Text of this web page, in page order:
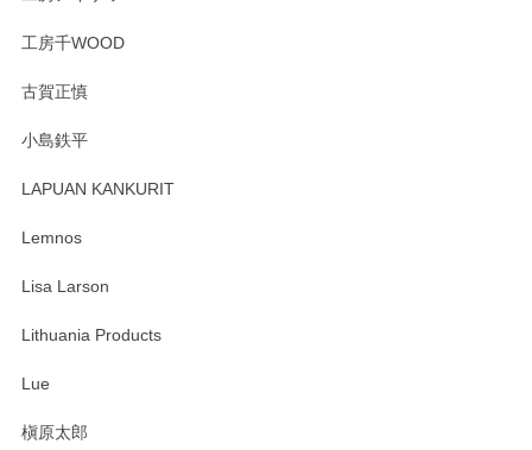
す。 素敵な湯呑みでとても気に入りました。 発送も早く、
たm(_)m
います。無事に届いたようで安心いたしまし
工房千WOOD
古賀正慎
小島鉄平
LAPUAN KANKURIT
Lemnos
Lisa Larson
Lithuania Products
Lue
槇原太郎